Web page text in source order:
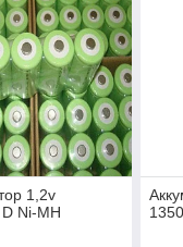
1,2v
Ni-MH